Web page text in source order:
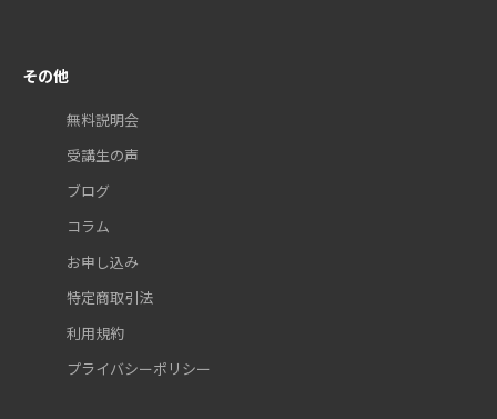
その他
無料説明会
受講生の声
ブログ
コラム
お申し込み
特定商取引法
利用規約
プライバシーポリシー